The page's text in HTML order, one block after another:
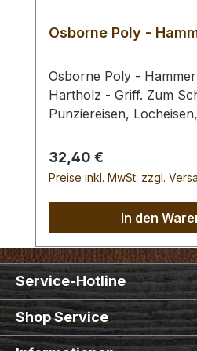
Osborne Poly -
Osborne Poly -
Hartholz - Griff. Zum
Punziereisen, Locheisen,
Schlagfläche. Wenig
schlagabsorbierenden
Hammerkopf. 240 gr
Regulärer Preis:
32,40 €
Preise inkl. MwSt. zzgl.
In den
Service-Hotline
Shop Service